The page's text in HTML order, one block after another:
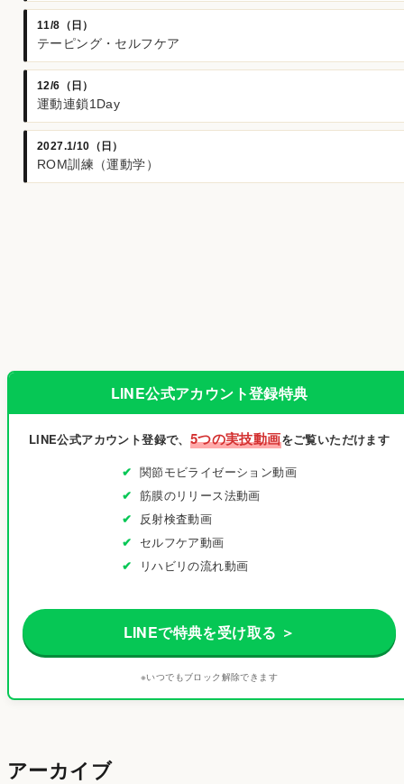
11/8（日）
テーピング・セルフケア
12/6（日）
運動連鎖1Day
2027.1/10（日）
ROM訓練（運動学）
LINE公式アカウント登録特典
LINE公式アカウント登録で、 5つの実技動画をご覧いただけます
関節モビライゼーション動画
筋膜のリリース法動画
反射検査動画
セルフケア動画
リハビリの流れ動画
LINEで特典を受け取る ＞
※いつでもブロック解除できます
アーカイブ